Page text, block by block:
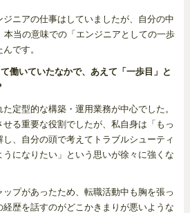
ニアの仕事はしていましたが、自分の中
当の意味での「エンジニアとしての一歩
です。
働いていたなかで、あえて「一歩目」と
定型的な構築・運用業務が中心でした。
る重要な役割でしたが、私自身は「もっ
、自分の頭で考えてトラブルシューティ
になりたい」という思いが徐々に強くな
プがあったため、転職活動中も胸を張っ
歴を話すのがどこかきまりが悪いような